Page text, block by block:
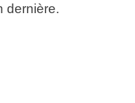
dernière.